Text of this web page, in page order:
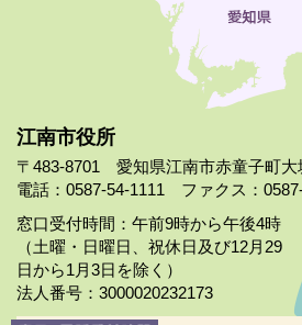
江南市役所
〒483-8701 愛知県江南市赤童子町大
電話：0587-54-1111 ファクス：
窓口受付時間：午前9時から午後4時
（土曜・日曜日、祝休日及び12月29
日から1月3日を除く）
法人番号：3000020232173